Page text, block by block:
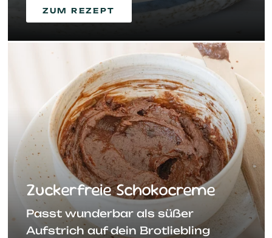
1 2
ZUM REZEPT
Zuckerfreie Schokocreme
Passt wunderbar als süßer
Aufstrich auf dein Brotliebling